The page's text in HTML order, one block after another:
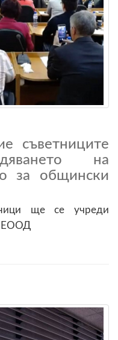
съветниците
на
за общински
ще се учреди
ЕООД